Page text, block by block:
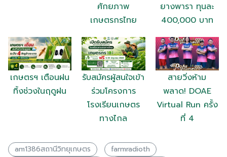
ศักยภาพ
เกษตรกรไทย
ยางพารา ทุนละ
400,000 บาท
เกษตรฯ เตือนฝน
ทิ้งช่วงในฤดูฝน
รับสมัครผู้สนใจเข้า
ร่วมโครงการ
โรงเรียนเกษตร
ทางไกล
สายวิ่งห้าม
พลาด! DOAE
Virtual Run ครั้ง
ที่ 4
am1386สถานีวิทยุเกษตร
farmradioth